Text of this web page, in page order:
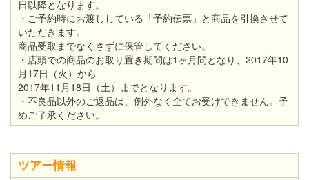
日以降となります。
・ご予約時にお渡ししている「予約伝票」と商品を引換させて
いただきます。
商品受取までなくさずに保管してください。
・店頭での商品のお取り置き期間は1ヶ月間となり、2017年10
月17日（火）から
2017年11月18日（土）までとなります。
・不良品以外のご返品は、例外なく全てお受けできません。予
めご了承ください。
ツアー情報